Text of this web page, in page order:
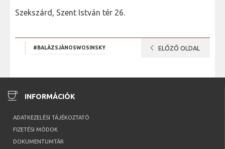
Szekszárd, Szent István tér 26.
#BALÁZSJÁNOSWOSINSKY chevron_left ELŐZŐ OLDAL
coffee INFORMÁCIÓK
ADATKEZELÉSI TÁJÉKOZTATÓ
FIZETÉSI MÓDOK
DOKUMENTUMTÁR